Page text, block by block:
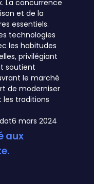
La concurrence
et de la
essentiels.
technologies
les habitudes
privilégiant
soutient
le marché
de moderniser
traditions
6 mars 2024
aux